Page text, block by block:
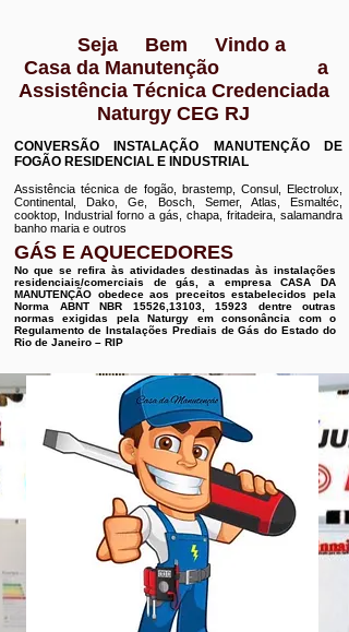
Seja Bem Vindo a
Casa da Manutenção a
Assistência Técnica Credenciada
Naturgy CEG RJ
CONVERSÃO INSTALAÇÃO MANUTENÇÃO DE
FOGÃO RESIDENCIAL E INDUSTRIAL
Assistência técnica de fogão, brastemp, Consul, Electrolux,
Continental, Dako, Ge, Bosch, Semer, Atlas, Esmaltéc,
cooktop, Industrial forno a gás, chapa, fritadeira, salamandra
banho maria e outros
GÁS E AQUECEDORES
No que se refira às atividades destinadas às instalações
residenciais/comerciais de gás, a empresa CASA DA
MANUTENÇÃO obedece aos preceitos estabelecidos pela
Norma ABNT NBR 15526,13103, 15923 dentre outras
normas exigidas pela Naturgy em consonância com o
Regulamento de Instalações Prediais de Gás do Estado do
Rio de Janeiro – RIP